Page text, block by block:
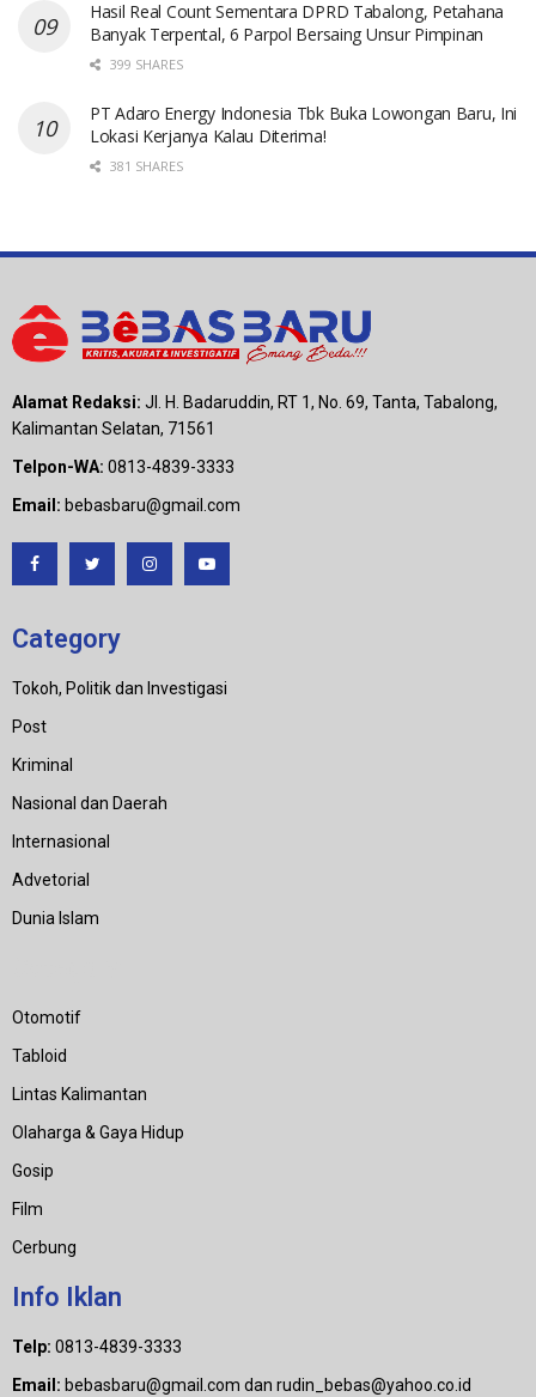
Hasil Real Count Sementara DPRD Tabalong, Petahana
Banyak Terpental, 6 Parpol Bersaing Unsur Pimpinan
399 SHARES
PT Adaro Energy Indonesia Tbk Buka Lowongan Baru, Ini
Lokasi Kerjanya Kalau Diterima!
381 SHARES
Alamat Redaksi: Jl. H. Badaruddin, RT 1, No. 69, Tanta, Tabalong,
Kalimantan Selatan, 71561
Telpon-WA: 0813-4839-3333
Email: bebasbaru@gmail.com
Category
Tokoh, Politik dan Investigasi
Post
Kriminal
Nasional dan Daerah
Internasional
Advetorial
Dunia Islam
Otomotif
Tabloid
Lintas Kalimantan
Olaharga & Gaya Hidup
Gosip
Film
Cerbung
Info Iklan
Telp: 0813-4839-3333
Email: bebasbaru@gmail.com dan rudin_bebas@yahoo.co.id